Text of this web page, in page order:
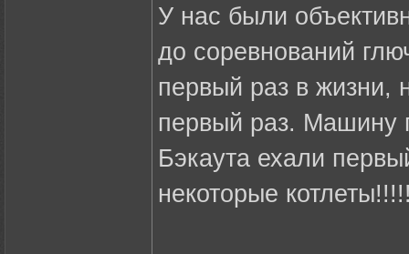
У нас были
до соревнований
первый раз в жизни,
первый раз. Машину
Бэкаута ехали
некоторые